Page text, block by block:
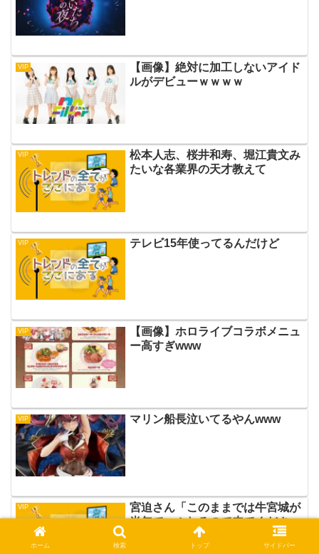
VIP
【画像】絶対に加工しないアイド
ルがデビューｗｗｗｗ
VIP
松本人志、桜井和寿、堀江貴文み
たいな各業界の天才教えて
VIP テレビ15年使ってるんだけど
VIP
【画像】ホロライブコラボメニュ
ー高すぎwww
VIP マリン船長泣いてるやんwww
VIP
宮迫さん「このままでは牛宮城が
半年でつぶれるので来てくださ
い」とお願いしはじめる
ホーム 検索 トップ サイドバー